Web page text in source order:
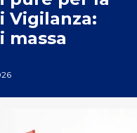
Vigilanza:
massa